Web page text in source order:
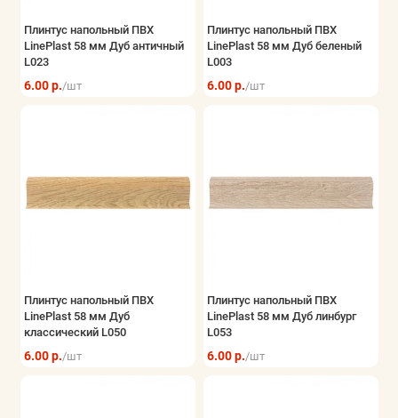
Плинтус напольный ПВХ
LinePlast 58 мм Дуб античный
L023
6.00 р./шт
Плинтус напольный ПВХ
LinePlast 58 мм Дуб беленый
L003
6.00 р./шт
Плинтус напольный ПВХ
LinePlast 58 мм Дуб
классический L050
6.00 р./шт
Плинтус напольный ПВХ
LinePlast 58 мм Дуб линбург
L053
6.00 р./шт